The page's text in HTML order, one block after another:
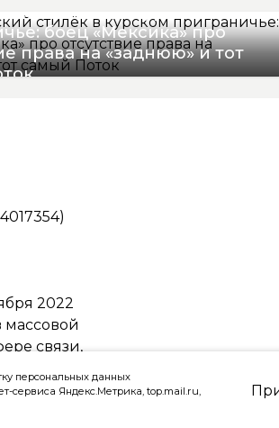
стилёк в курском
боец «Мексика» про
права на «заднюю» и тот
2022
массовой
связи,
персональных данных
сервиса Яндекс.Метрика, top.mail.ru,